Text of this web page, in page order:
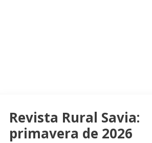
Revista Rural Savia:
primavera de 2026